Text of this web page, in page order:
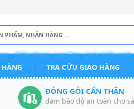
, Điện thoại, Lap Top, Link kiện
bảng Trao doi backlink,
TRA CỨU GIAO HÀNG
ĐÓNG GÓI CẨN THẬN
đảm bảo độ an toàn cho